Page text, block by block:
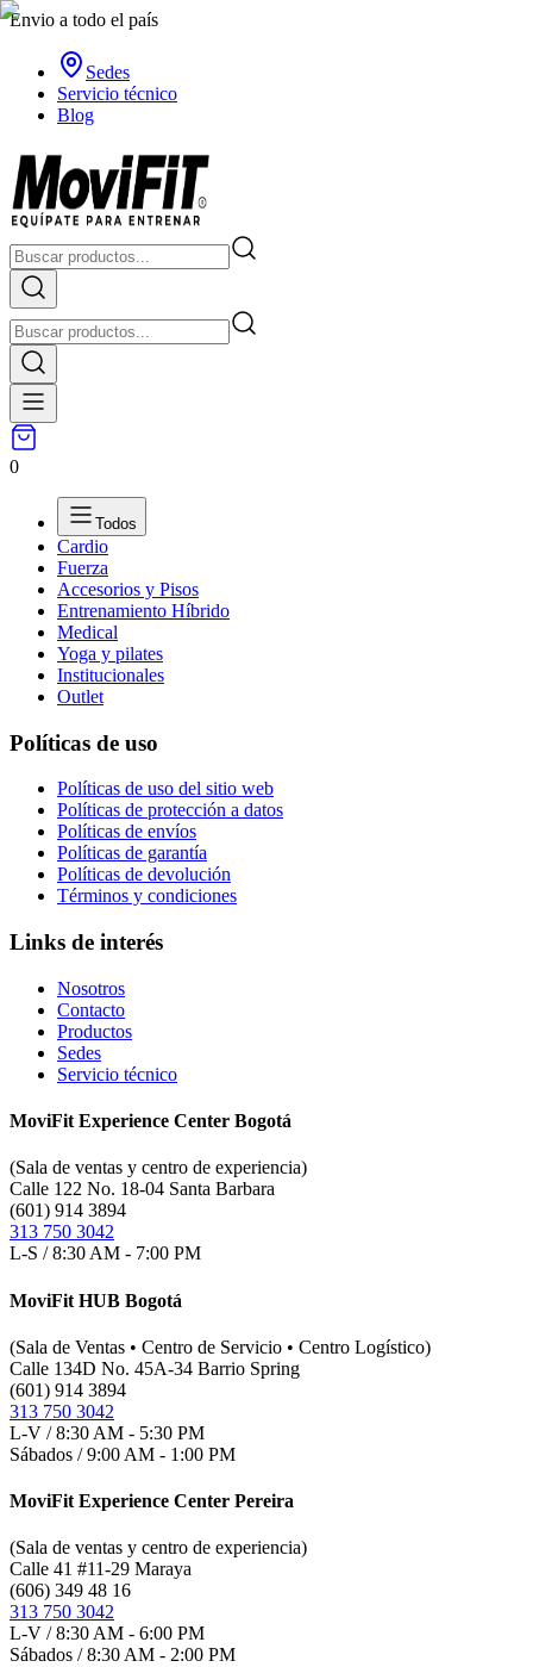
Envio a todo el país
Sedes
Servicio técnico
Blog
0
Todos
Cardio
Fuerza
Accesorios y Pisos
Entrenamiento Híbrido
Medical
Yoga y pilates
Institucionales
Outlet
Políticas de uso
Políticas de uso del sitio web
Políticas de protección a datos
Políticas de envíos
Políticas de garantía
Políticas de devolución
Términos y condiciones
Links de interés
Nosotros
Contacto
Productos
Sedes
Servicio técnico
MoviFit Experience Center Bogotá
(Sala de ventas y centro de experiencia)
Calle 122 No. 18-04 Santa Barbara
(601) 914 3894
313 750 3042
L-S / 8:30 AM - 7:00 PM
MoviFit HUB Bogotá
(Sala de Ventas • Centro de Servicio • Centro Logístico)
Calle 134D No. 45A-34 Barrio Spring
(601) 914 3894
313 750 3042
L-V / 8:30 AM - 5:30 PM
Sábados / 9:00 AM - 1:00 PM
MoviFit Experience Center Pereira
(Sala de ventas y centro de experiencia)
Calle 41 #11-29 Maraya
(606) 349 48 16
313 750 3042
L-V / 8:30 AM - 6:00 PM
Sábados / 8:30 AM - 2:00 PM